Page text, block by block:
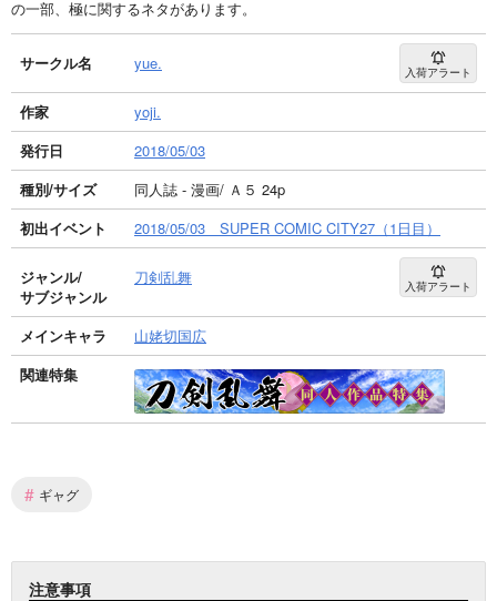
の一部、極に関するネタがあります。
サークル名 yue. 入荷アラート
作家
yoji.
発行日
2018/05/03
種別/サイズ
同人誌 - 漫画/ Ａ５ 24p
初出イベント
2018/05/03 SUPER COMIC CITY27（1日目）
ジャンル/
サブジャンル
刀剣乱舞 入荷アラート
メインキャラ
山姥切国広
関連特集
# ギャグ
注意事項